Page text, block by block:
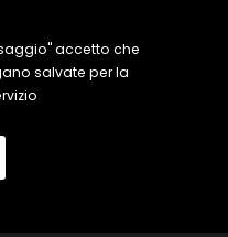
accetto che
salvate per la